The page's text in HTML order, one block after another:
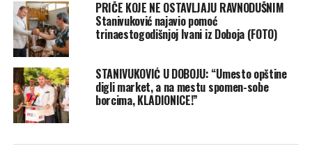
PRIČE KOJE NE OSTAVLJAJU RAVNODUŠNIM
Stanivuković najavio pomoć
trinaestogodišnjoj Ivani iz Doboja (FOTO)
STANIVUKOVIĆ U DOBOJU: “Umesto opštine
digli market, a na mestu spomen-sobe
borcima, KLADIONICE!”